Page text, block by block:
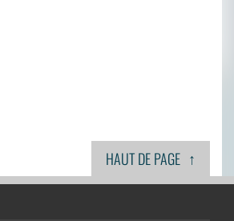
HAUT DE PAGE ↑